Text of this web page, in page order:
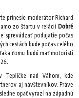
prinesie moderátor Richard
zo štartu v relácii Dobré
sprevádzať podujatie počas
cestách bude počas celého
čomu budú mať motoristi
Tepličke nad Váhom, kde
aj návštevníkov. Práve
opäť vyrazí na západnú